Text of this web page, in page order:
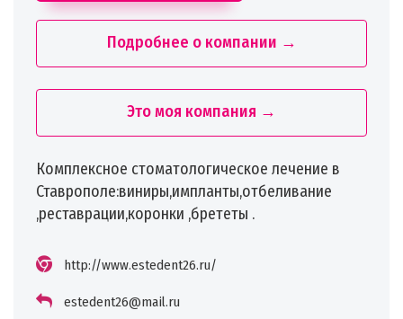
Подробнее о компании →
Это моя компания →
Комплексное стоматологическое лечение в
Ставрополе:виниры,импланты,отбеливание
,реставрации,коронки ,брететы .
http://www.estedent26.ru/
estedent26@mail.ru